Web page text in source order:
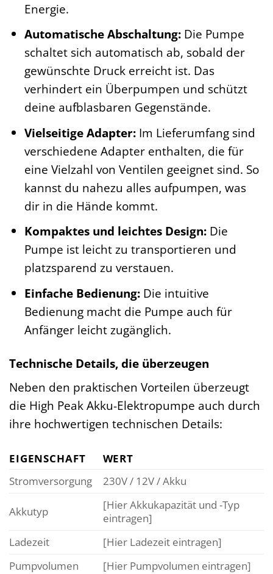
Energie.
Automatische Abschaltung:Die Pumpe
schaltet sich automatisch ab, sobald der
gewünschte Druck erreicht ist. Das
verhindert ein Überpumpen und schützt
deine aufblasbaren Gegenstände.
Vielseitige Adapter:Im Lieferumfang sind
verschiedene Adapter enthalten, die für
eine Vielzahl von Ventilen geeignet sind. So
kannst du nahezu alles aufpumpen, was
dir in die Hände kommt.
Kompaktes und leichtes Design:Die
Pumpe ist leicht zu transportieren und
platzsparend zu verstauen.
Einfache Bedienung:Die intuitive
Bedienung macht die Pumpe auch für
Anfänger leicht zugänglich.
Technische Details, die überzeugen
Neben den praktischen Vorteilen überzeugt
die High Peak Akku-Elektropumpe auch durch
ihre hochwertigen technischen Details:
EIGENSCHAFT
WERT
Stromversorgung
230V / 12V / Akku
Akkutyp
[Hier Akkukapazität und -Typ
eintragen]
Ladezeit
[Hier Ladezeit eintragen]
Pumpvolumen
[Hier Pumpvolumen eintragen]